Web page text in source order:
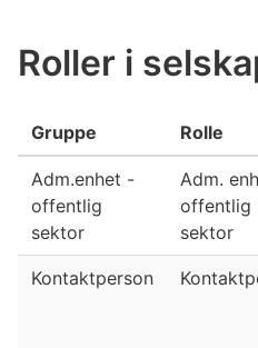
Roller i
Gruppe Rolle
Adm.enhet -
offentlig
sektor
Adm.
offentlig
sektor
Kontaktperson